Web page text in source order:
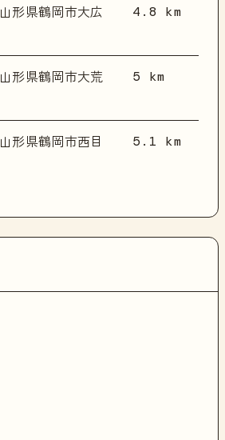
山形県鶴岡市大広 4.8 km
山形県鶴岡市大荒 5 km
山形県鶴岡市西目 5.1 km